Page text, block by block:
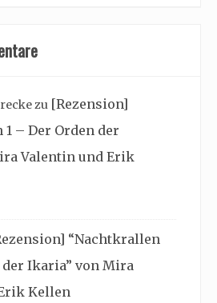
zu [Rezension]
– Der Orden der
Valentin und Erik
“Nachtkrallen
der Ikaria” von Mira
Kellen